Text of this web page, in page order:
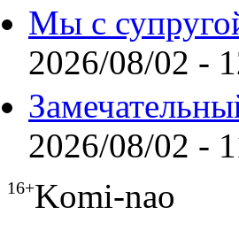
Мы с
2026/08/02 -
2026/08/02 -
16+Komi-nao